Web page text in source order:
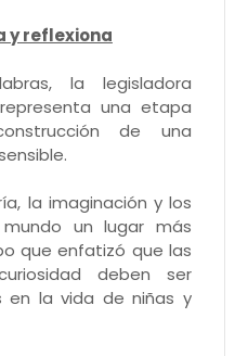
y reflexiona
la legisladora
una etapa
de una
la imaginación y los
un lugar más
que enfatizó que las
deben ser
en la vida de niñas y